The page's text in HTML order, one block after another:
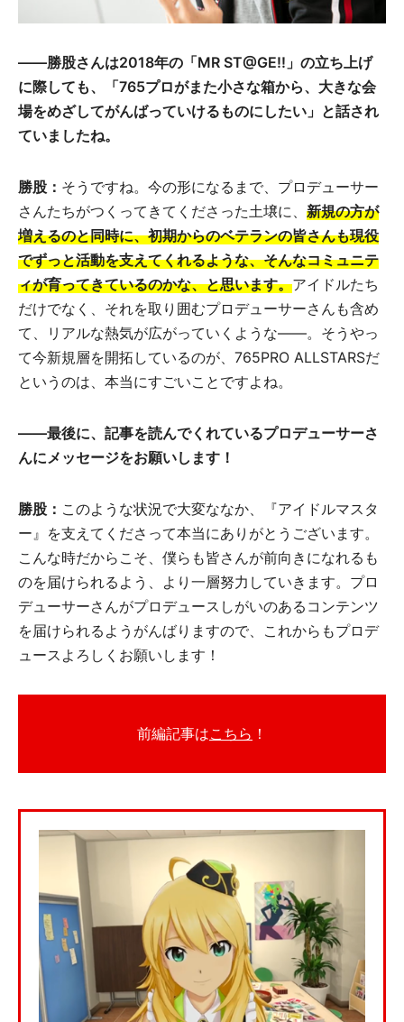
――勝股さんは2018年の「MR ST@GE!!」の立ち上げ
に際しても、「765プロがまた小さな箱から、大きな会
場をめざしてがんばっていけるものにしたい」と話され
ていましたね。
勝股： そうですね。今の形になるまで、プロデューサー
さんたちがつくってきてくださった土壌に、 新規の方が
増えるのと同時に、初期からのベテランの皆さんも現役
でずっと活動を支えてくれるような、そんなコミュニテ
ィが育ってきているのかな、と思います。アイドルたち
だけでなく、それを取り囲むプロデューサーさんも含め
て、リアルな熱気が広がっていくような――。そうやっ
て今新規層を開拓しているのが、765PRO ALLSTARSだ
というのは、本当にすごいことですよね。
――最後に、記事を読んでくれているプロデューサーさ
んにメッセージをお願いします！
勝股： このような状況で大変ななか、『アイドルマスタ
ー』を支えてくださって本当にありがとうございます。
こんな時だからこそ、僕らも皆さんが前向きになれるも
のを届けられるよう、より一層努力していきます。プロ
デューサーさんがプロデュースしがいのあるコンテンツ
を届けられるようがんばりますので、これからもプロデ
ュースよろしくお願いします！
前編記事はこちら ！